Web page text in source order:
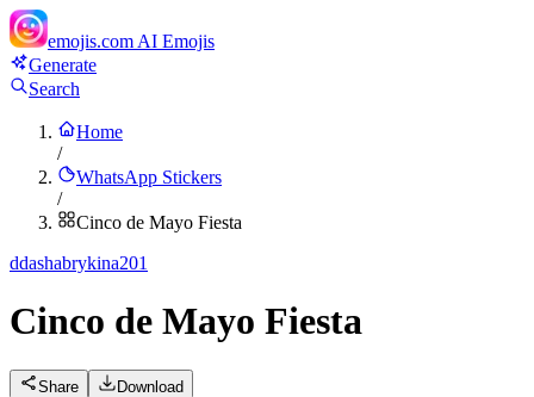
emojis.com AI Emojis
Generate
Search
Home
/
WhatsApp Stickers
/
Cinco de Mayo Fiesta
ddashabrykina201
Cinco de Mayo Fiesta
Share Download